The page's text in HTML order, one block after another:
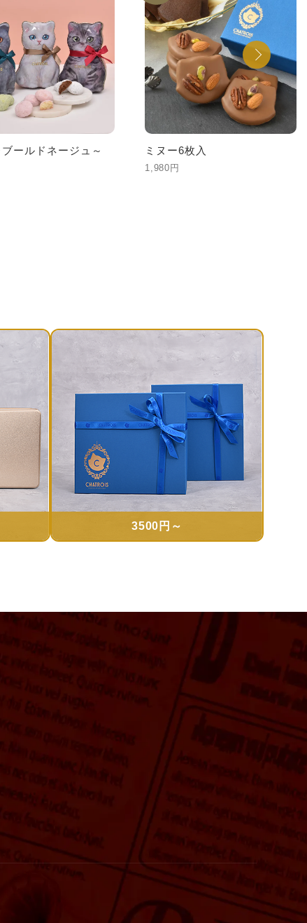
ールドネージュ～ ミヌー6枚入
1,980円
3500円～